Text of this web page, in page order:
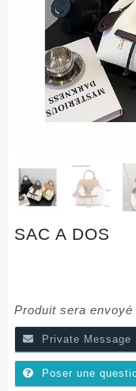
SAC A DOS
Produit sera
Private Message
Poser une